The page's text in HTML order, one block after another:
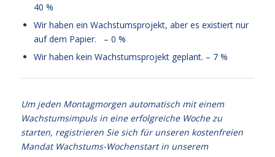
40 %
Wir haben ein Wachstumsprojekt, aber es existiert nur
auf dem Papier. – 0 %
Wir haben kein Wachstumsprojekt geplant. – 7 %
Um jeden Montagmorgen automatisch mit einem
Wachstumsimpuls in eine erfolgreiche Woche zu
starten, registrieren Sie sich für unseren kostenfreien
Mandat Wachstums-Wochenstart in unserem